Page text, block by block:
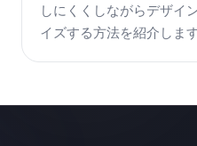
しにくくしながらデザイ
イズする方法を紹介します